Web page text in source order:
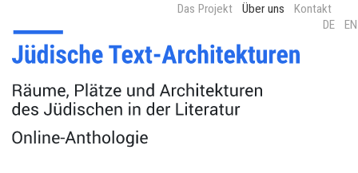
Das Projekt Über uns
Kontakt
DE
EN